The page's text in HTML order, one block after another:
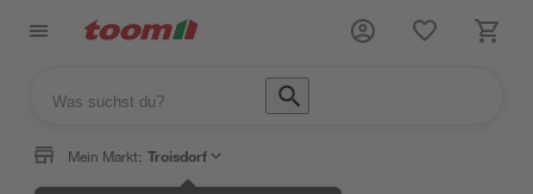
Mein Markt: Troisdorf